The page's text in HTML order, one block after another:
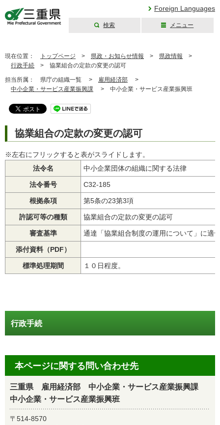
Foreign Languages
検索 メニュー
現在位置： トップページ > 県政・お知らせ情報 > 県政情報 >
行政手続 > 協業組合の定款の変更の認可
担当所属： 県庁の組織一覧 > 雇用経済部 >
中小企業・サービス産業振興課 > 中小企業・サービス産業振興班
協業組合の定款の変更の認可
※左右にフリックすると表がスライドします。
法令名
中小企業団体の組織に関する法律
法令番号 C32-185
根拠条項 第5条の23第3項
許認可等の種類 協業組合の定款の変更の認可
審査基準 通達「協業組合制度の運用について」に適
添付資料（PDF）
標準処理期間 １０日程度。
行政手続
本ページに関する問い合わせ先
三重県 雇用経済部 中小企業・サービス産業振興課
中小企業・サービス産業振興班
〒514-8570